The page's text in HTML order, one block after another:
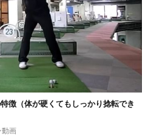
徴（体が硬くてもしっかり捻転でき
動画